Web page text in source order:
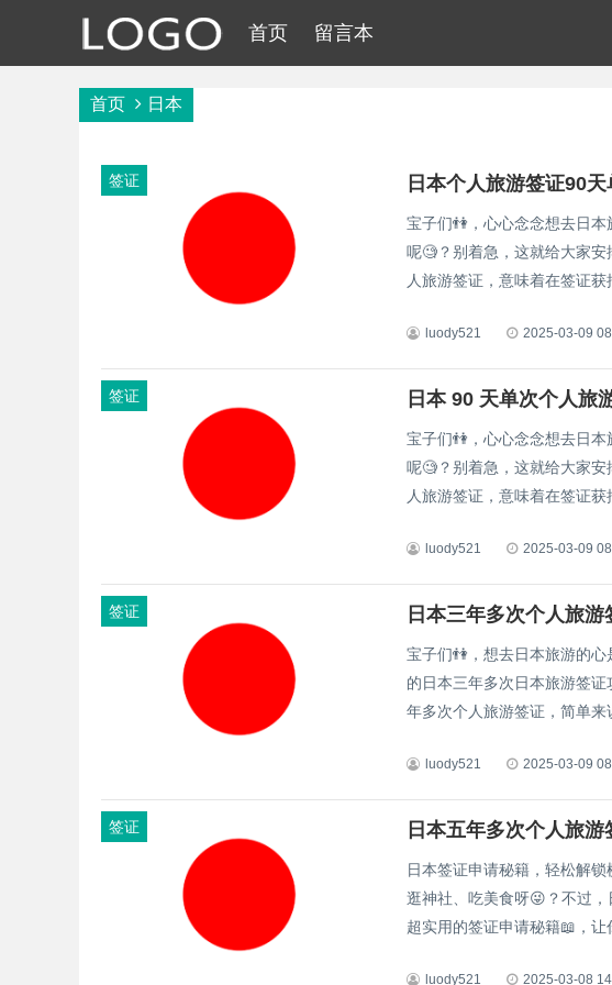
首页 留言本
首页 日本
签证 日本个人旅游签证90
宝子们👫，心心念念想去日
呢🧐？别着急，这就给大家
人旅游签证，意味着在签证获
luody521 2025-03-09
签证 日本 90 天单次个人旅
宝子们👫，心心念念想去日
呢🧐？别着急，这就给大家
人旅游签证，意味着在签证获
luody521 2025-03-09
签证 日本三年多次个人旅
宝子们👫，想去日本旅游的
的日本三年多次日本旅游签
年多次个人旅游签证，简单来
luody521 2025-03-09
签证 日本五年多次个人旅
日本签证申请秘籍，轻松解
逛神社、吃美食呀😜？不过，
超实用的签证申请秘籍📖，让
luody521 2025-03-08